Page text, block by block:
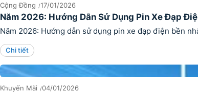
Cộng Đồng 17/01/2026
Năm 2026: Hướng Dẫn Sử Dụng Pin Xe Đạp
Năm 2026: Hướng dẫn sử dụng pin xe đạp điện bền
Chi tiết
Khuyến Mãi 04/01/2026